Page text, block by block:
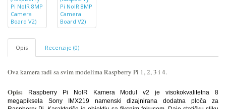
Opis Recenzije (0)
Ova kamera radi sa svim modelima Raspberry Pi 1, 2, 3 i 4.
Opis:
Raspberry Pi NoIR Kamera Modul v2 je visokokvalitetna 8
megapiksela Sony IMX219 namenski dizajnirana dodatna ploča za